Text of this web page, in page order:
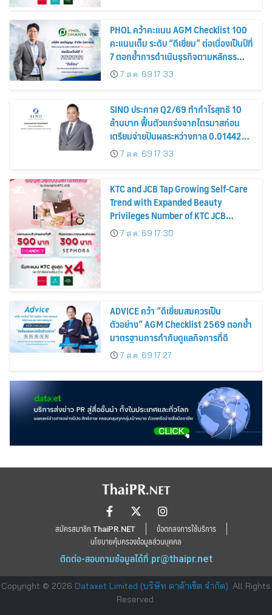
PHOL คว้าคะแนน AGM Checklist 100
คะแนนเต็ม ระดับ “ดีเยี่ยม” ต่อเนื่องเป็นปีที่
7 ตอกย้ำการดำเนินธุรกิจตามหลักธร
รมาภิบาล โปร่งใส สร้างความเชื่อมั่นผู้ถือ
หุ้น
7 ส.ค. 69 17:33
SINO ประกาศ Q2/69 ทำกำไรสุทธิ 10
ล้านบาท ฟื้นตัวแกร่งจากไตรมาสก่อน
เตรียมจ่ายปันผลระหว่างกาล 0.014423
บาทต่อหุ้น ครึ่งปีหลังมุ่งเติบโตต่อเนื่อง
7 ส.ค. 69 17:33
KTC and JCB Tap Growing Self-Care
Trend with Expanded Beauty
Privileges Number of KTC JCB
Cardmembers Spending on
Cosmetics Rises 26%
7 ส.ค. 69 17:30
ADVICE คว้า “ดีเยี่ยมสมควรเป็น
ตัวอย่าง” AGM Checklist 2569 ตอกย้ำ
มาตรฐานการกำกับดูแลกิจการที่ดี
7 ส.ค. 69 17:27
สมัครสมาชิก ThaiPR.NET
ข้อตกลงการใช้บริการ
นโยบายคุ้มครองข้อมูลส่วนบุคคล
ติดต่อ-สอบถามข้อมูลได้ที่ pr@thaipr.net
Copyright © 2026 Dataxet Limited (บริษัท ดาต้าเซ็ต จำกัด). All Rights
Reserved.